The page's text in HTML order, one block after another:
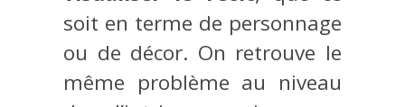
soit en terme de personnage
ou de décor. On retrouve le
même problème au niveau